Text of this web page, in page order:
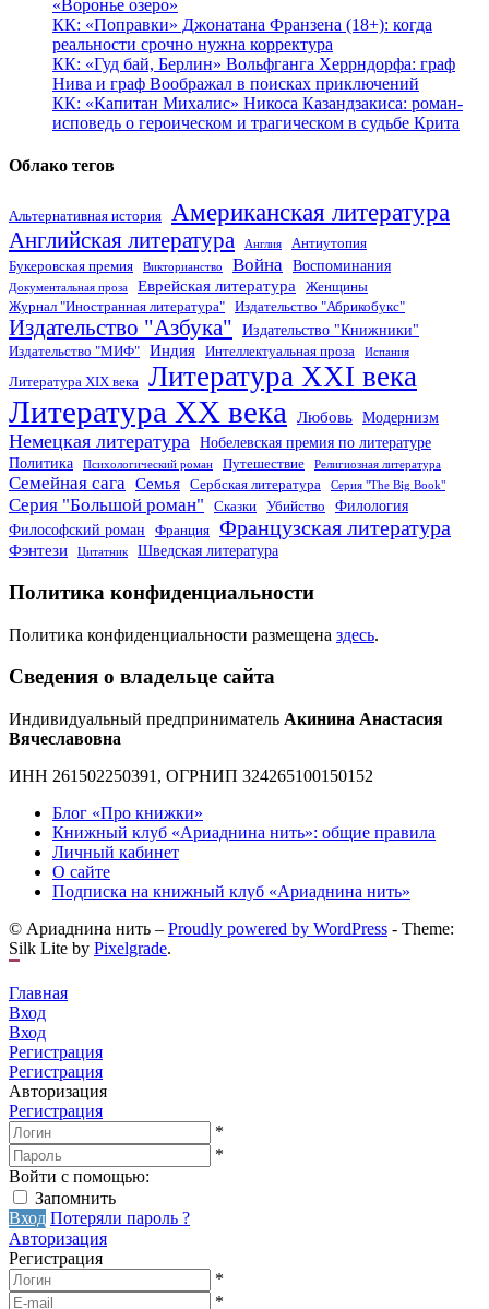
«Воронье озеро»
КК: «Поправки» Джонатана Франзена (18+): когда
реальности срочно нужна корректура
КК: «Гуд бай, Берлин» Вольфганга Херрндорфа: граф
Нива и граф Воображал в поисках приключений
КК: «Капитан Михалис» Никоса Казандзакиса: роман-
исповедь о героическом и трагическом в судьбе Крита
Облако тегов
Альтернативная история Американская литература
Английская литература Англия
Антиутопия
Букеровская премия
Викторианство Война Воспоминания
Документальная проза Еврейская литература
Женщины
Журнал "Иностранная литература"
Издательство "Абрикобукс"
Издательство "Азбука" Издательство "Книжники"
Издательство "МИФ" Индия Интеллектуальная проза Испания
Литература XIX века Литература XXI века
Литература XX века Любовь Модернизм
Немецкая литература Нобелевская премия по литературе
Политика
Психологический роман Путешествие Религиозная литература
Семейная сага Семья Сербская литература Серия "The Big Book"
Серия "Большой роман" Сказки Убийство
Филология
Философский роман
Франция Французская литература
Фэнтези Цитатник Шведская литература
Политика конфиденциальности
Политика конфиденциальности размещена здесь.
Сведения о владельце сайта
Индивидуальный предприниматель Акинина Анастасия
Вячеславовна
ИНН 261502250391, ОГРНИП 324265100150152
Блог «Про книжки»
Книжный клуб «Ариаднина нить»: общие правила
Личный кабинет
О сайте
Подписка на книжный клуб «Ариаднина нить»
© Ариаднина нить – Proudly powered by WordPress - Theme:
Silk Lite by Pixelgrade.
Главная
Вход
Вход
Регистрация
Регистрация
Авторизация
Регистрация
*
*
Войти с помощью:
Запомнить
Вход Потеряли пароль ?
Авторизация
Регистрация
*
*